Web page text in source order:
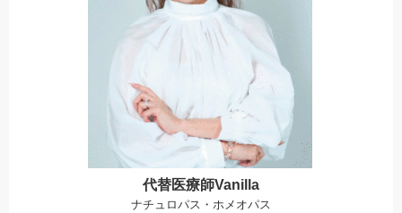
代替医療師Vanilla
ナチュロパス・ホメオパス